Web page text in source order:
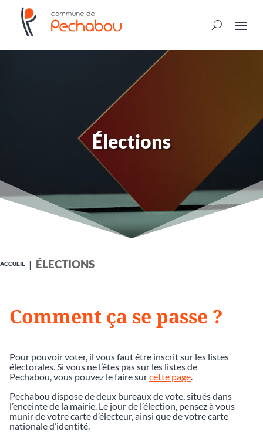
Élections
ACCUEIL ÉLECTIONS
Comment ça se passe ?
Pour pouvoir voter, il vous faut être inscrit sur les listes
électorales. Si vous ne l’êtes pas sur les listes de
Pechabou, vous pouvez le faire surcette page
Pechabou dispose de deux bureaux de vote, situés dans
l’enceinte de la mairie. Le jour de l’élection, pensez à vous
munir de votre carte d’électeur, ainsi que de votre carte
nationale d’identité.